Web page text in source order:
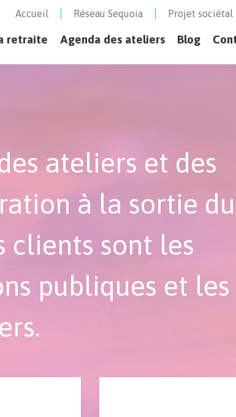
Accueil Réseau Sequoia Projet sociétal
retraite Agenda des ateliers Blog
ateliers et des
à la sortie du
clients sont les
publiques et les